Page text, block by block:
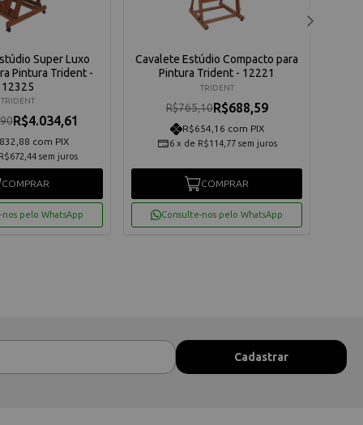
Super Luxo
Pintura Trident -
12325
TRIDENT
R$4.034,61
com PIX
R$672,44 sem juros
COMPRAR
nos pelo WhatsApp
Cavalete Estúdio Compacto para
Pintura Trident - 12221
TRIDENT
R$765,10R$688,59
R$654,16 com PIX
6 x de R$114,77 sem juros
COMPRAR
Consulte-nos pelo WhatsApp